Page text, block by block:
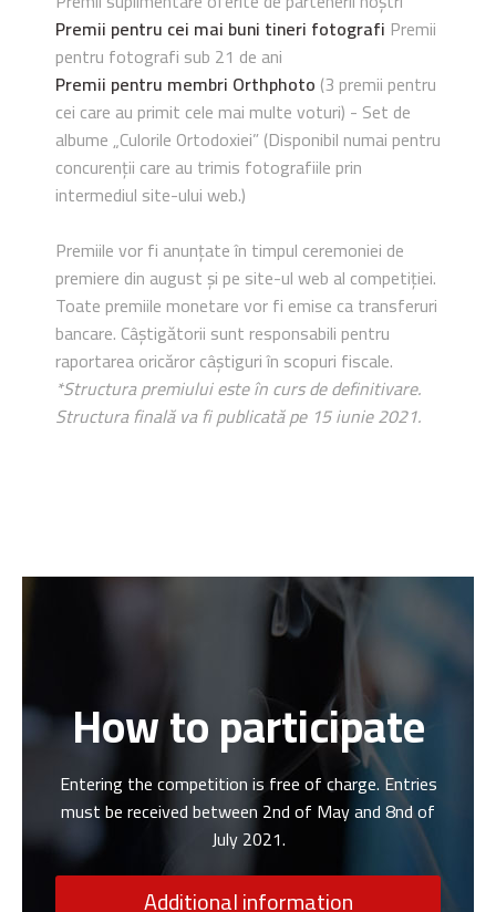
Premii pentru cei mai buni tineri fotografi Premii
pentru fotografi sub 21 de ani
Premii pentru membri Orthphoto (3 premii pentru
cei care au primit cele mai multe voturi) - Set de
albume „Culorile Ortodoxiei” (Disponibil numai pentru
concurenții care au trimis fotografiile prin
intermediul site-ului web.)
Premiile vor fi anunțate în timpul ceremoniei de
premiere din august și pe site-ul web al competiției.
Toate premiile monetare vor fi emise ca transferuri
bancare. Câștigătorii sunt responsabili pentru
raportarea oricăror câștiguri în scopuri fiscale.
*Structura premiului este în curs de definitivare.
Structura finală va fi publicată pe 15 iunie 2021.
How to participate
Entering the competition is free of charge. Entries
must be received between 2nd of May and 8nd of
July 2021.
Additional information